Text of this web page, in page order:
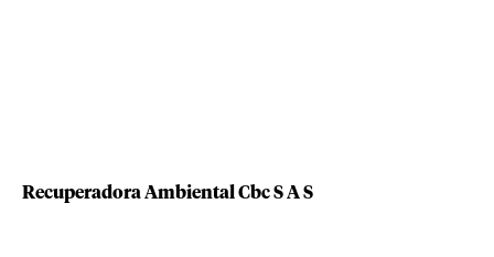
Recuperadora Ambiental Cbc S A S